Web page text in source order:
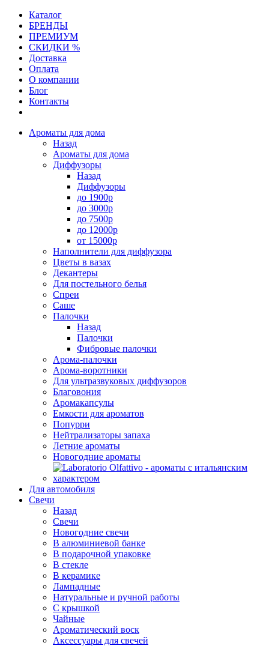
Каталог
БРЕНДЫ
ПРЕМИУМ
СКИДКИ %
Доставка
Оплата
О компании
Блог
Контакты
Ароматы для дома
Назад
Ароматы для дома
Диффузоры
Назад
Диффузоры
до 1900р
до 3000р
до 7500р
до 12000р
от 15000р
Наполнители для диффузора
Цветы в вазах
Декантеры
Для постельного белья
Спреи
Саше
Палочки
Назад
Палочки
Фибровые палочки
Арома-палочки
Арома-воротники
Для ультразвуковых диффузоров
Благовония
Аромакапсулы
Емкости для ароматов
Попурри
Нейтрализаторы запаха
Летние ароматы
Новогодние ароматы
Для автомобиля
Свечи
Назад
Свечи
Новогодние свечи
В алюминиевой банке
В подарочной упаковке
В стекле
В керамике
Лампадные
Натуральные и ручной работы
С крышкой
Чайные
Ароматический воск
Аксессуары для свечей